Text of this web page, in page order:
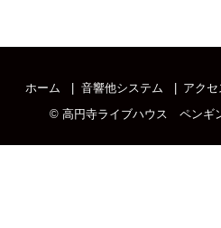
ホーム 音響他システム
アクセ
© 高円寺ライブハウス ペンギ